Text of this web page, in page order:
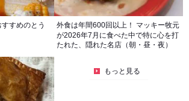
すめのとう
外食は年間600回以上！ マッキー牧元
が2026年7月に食べた中で特に心を打
たれた、隠れた名店（朝・昼・夜）
もっと見る